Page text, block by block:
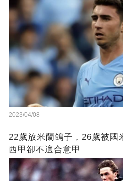
2023/04/08
22歲放米蘭鴿子，26歲被國
西甲卻不適合意甲